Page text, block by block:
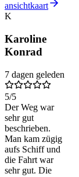
ansichtkaart
K
Karoline
Konrad
7 dagen geleden
5/5
Der Weg war
sehr gut
beschrieben.
Man kam zügig
aufs Schiff und
die Fahrt war
sehr gut. Die